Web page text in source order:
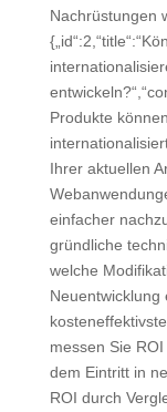
Nachrüstungen
Produkte
Ihrer aktuellen
einfacher
gründliche
welche
messen Sie
dem Eintritt in
ROI durch